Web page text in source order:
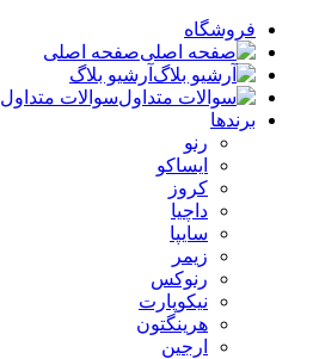
فروشگاه
صفحه اصلی
آرشیو بلاگ
سوالات متداول
برندها
رنو
ایساکو
کروز
داچیا
سایپا
زیمر
رنوکس
نیکوپارت
هرینگتون
ارجین